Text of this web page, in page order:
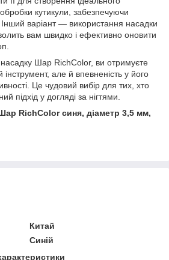
кутикули, забезпечуючи
Інший варіант — використання насадки
вам швидко і ефективно оновити
Шар RichColor, ви отримуєте
інструмент, але й впевненість у його
Це чудовий вибір для тих, хто
підхід у догляді за нігтями.
RichColor синя, діаметр 3,5 мм,
Китай
Синій